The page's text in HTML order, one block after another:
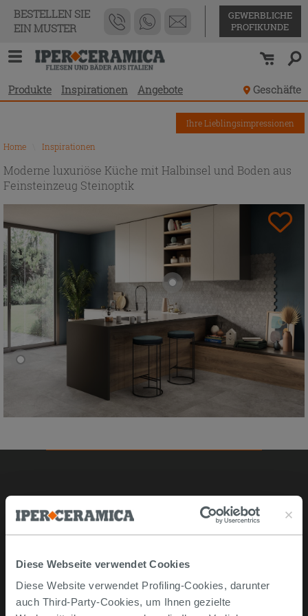
Diese Webseite verwendet Cookies
Diese Website verwendet Profiling-Cookies, darunter
auch Third-Party-Cookies, um Ihnen gezielte
BESTELLEN SIE
EIN MUSTER
GEWERBLICHE
PROFIKUNDE
Produkte Inspirationen Angebote Geschäfte
Home Inspirationen
Ihre Lieblingsimpressionen
Moderne luxuriöse Küche mit Halbinsel und Boden aus
Feinsteinzeug Steinoptik
Online kaufen
Musterstücke
Bestellen Sie mit uns
Wie man online kauft
Lieferzeiten und -kosten